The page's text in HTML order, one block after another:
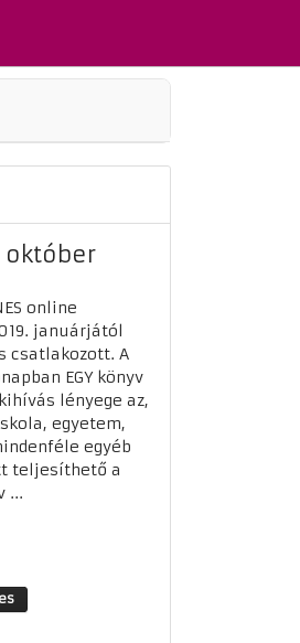
október
online
januárjától
csatlakozott. A
EGY könyv
lényege az,
egyetem,
egyéb
teljesíthető a
...